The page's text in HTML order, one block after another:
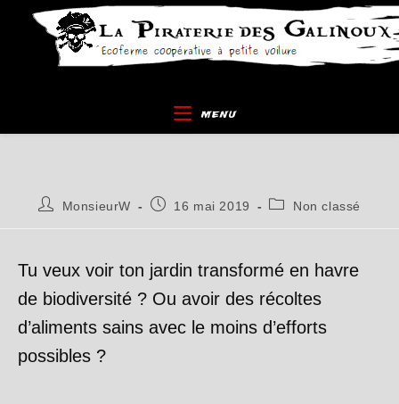
MENU
Auteur/autrice
MonsieurW
Publication
16 mai 2019
PostNon classé
Tu veux voir ton jardin transformé en havre
de biodiversité ? Ou avoir des récoltes
d’aliments sains avec le moins d’efforts
possibles ?